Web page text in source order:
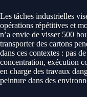
Les tâches industrielles
opérations répétitives et
n’a envie de visser 500
transporter des cartons
dans ces contextes : pas
concentration, exécution
en charge des travaux
peinture dans des